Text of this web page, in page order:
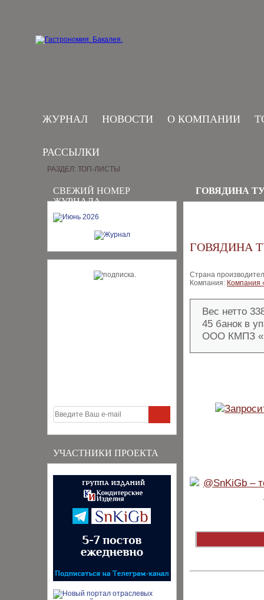
ЖУРНАЛ НОВОСТИ О КОМПАНИИ
РАССЫЛКИ
СВЕЖИЙ НОМЕР
ЖУРНАЛА
УЧАСТНИКИ ПРОЕКТА
РАЗДЕЛ: ТОП-ЛИСТЫ
ГОВЯДИНА
ГОВЯДИНА
Страна
Компания: Компания
Вес нетто
45 банок в
ООО КМПЗ